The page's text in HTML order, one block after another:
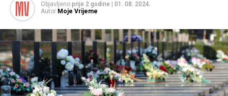
Objavljeno prije 2 godine
01. 08. 2024.
Autor Moje Vrijeme